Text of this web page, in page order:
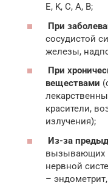
E, K, C, A, B;
При
сосудистой
железы,
При
веществами
красители,
излучения);
Из-за
вызывающих
нервной
–